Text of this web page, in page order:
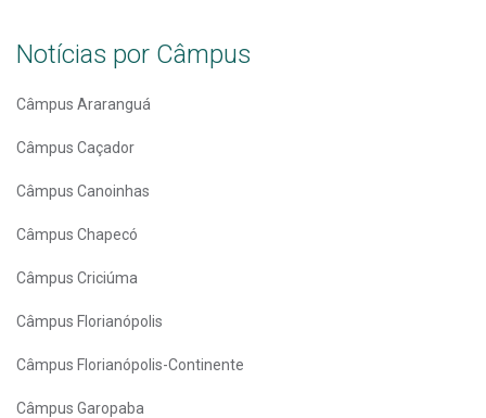
Notícias por Câmpus
Câmpus Araranguá
Câmpus Caçador
Câmpus Canoinhas
Câmpus Chapecó
Câmpus Criciúma
Câmpus Florianópolis
Câmpus Florianópolis-Continente
Câmpus Garopaba